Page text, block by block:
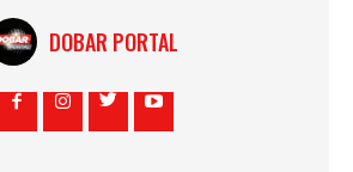
DOBAR PORTAL